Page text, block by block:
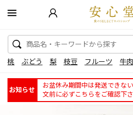
桃 ぶどう 梨 枝豆 フルーツ 牛肉
お知らせ
お盆休み期間中は発送できな
文前に必ずこちらをご確認下さ